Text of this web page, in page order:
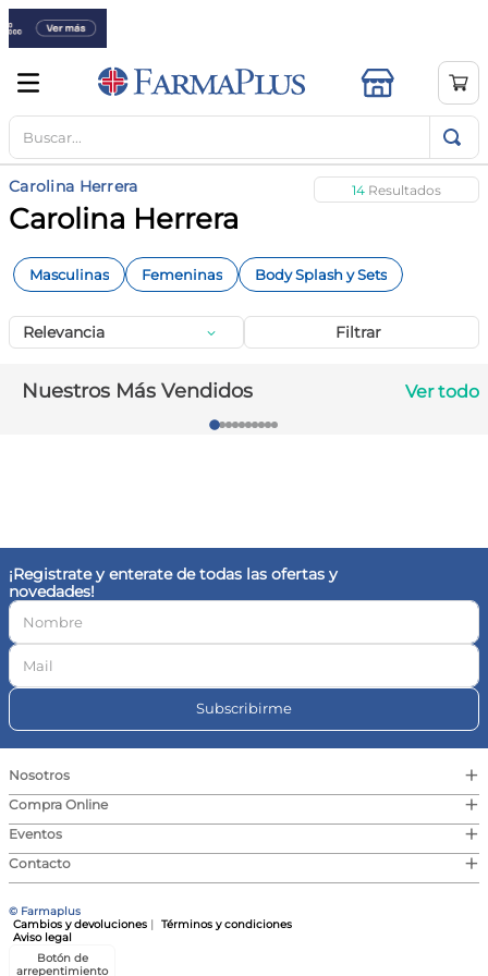
Buscar...
Carolina Herrera 14
Carolina Herrera
Masculinas Femeninas Body Splash y Sets
Filtrar
Relevancia
Nuestros Más Vendidos Ver todo
¡Registrate y enterate de todas las ofertas y
novedades!
Subscribirme
Nosotros +
Compra Online +
Eventos +
Contacto +
© Farmaplus
Cambios y devoluciones
Términos y condiciones
Aviso legal
Botón de
arrepentimiento
TÉRMINOS MÁS BUSCADOS
1.
mela b3
2
cerave limpieza
.
loreal
5.
shampoo
7.
ibuprofeno